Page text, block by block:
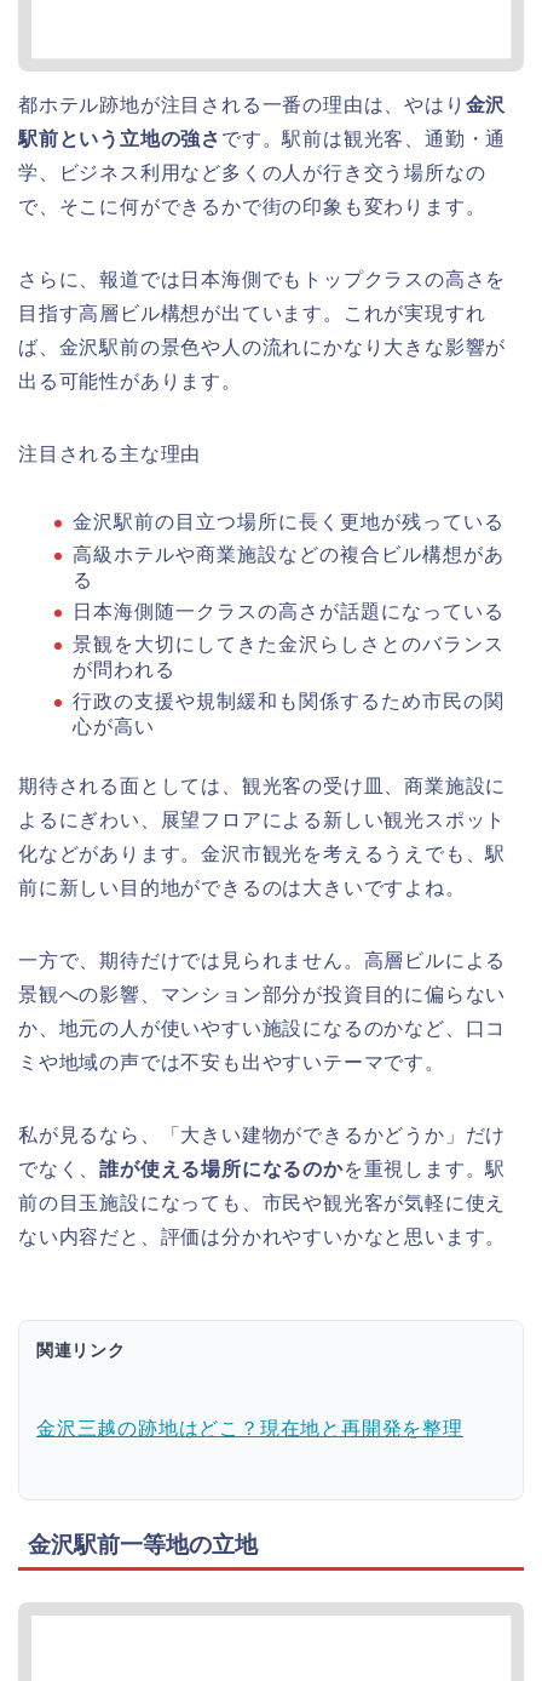
都ホテル跡地が注目される一番の理由は、やはり 金沢
駅前という立地の強さ です。駅前は観光客、通勤・通
学、ビジネス利用など多くの人が行き交う場所なの
で、そこに何ができるかで街の印象も変わります。
さらに、報道では日本海側でもトップクラスの高さを
目指す高層ビル構想が出ています。これが実現すれ
ば、金沢駅前の景色や人の流れにかなり大きな影響が
出る可能性があります。
注目される主な理由
金沢駅前の目立つ場所に長く更地が残っている
高級ホテルや商業施設などの複合ビル構想があ
る
日本海側随一クラスの高さが話題になっている
景観を大切にしてきた金沢らしさとのバランス
が問われる
行政の支援や規制緩和も関係するため市民の関
心が高い
期待される面としては、観光客の受け皿、商業施設に
よるにぎわい、展望フロアによる新しい観光スポット
化などがあります。金沢市観光を考えるうえでも、駅
前に新しい目的地ができるのは大きいですよね。
一方で、期待だけでは見られません。高層ビルによる
景観への影響、マンション部分が投資目的に偏らない
か、地元の人が使いやすい施設になるのかなど、口コ
ミや地域の声では不安も出やすいテーマです。
私が見るなら、「大きい建物ができるかどうか」だけ
でなく、誰が使える場所になるのかを重視します。駅
前の目玉施設になっても、市民や観光客が気軽に使え
ない内容だと、評価は分かれやすいかなと思います。
関連リンク
金沢三越の跡地はどこ？現在地と再開発を整理
金沢駅前一等地の立地